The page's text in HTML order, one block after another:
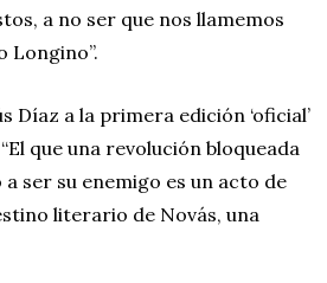
a no ser que nos llamemos
Longino”.
Díaz a la primera edición ‘oficial’
que una revolución bloqueada
a ser su enemigo es un acto de
literario de Novás, una